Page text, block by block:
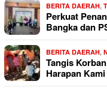
BERITA DAERAH,
Perkuat
Bangka dan
BERITA DAERAH,
Tangis
Harapan